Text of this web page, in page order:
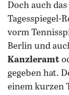
Doch auch das
Tagesspiegel-
vorm
Berlin und
Kanzleramt
gegeben hat.
einem kurzen